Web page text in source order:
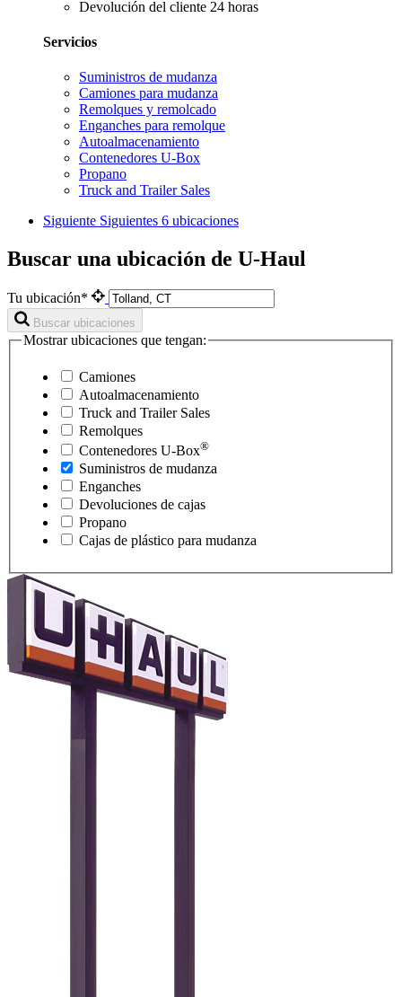
Devolución del cliente 24 horas
Servicios
Suministros de mudanza
Camiones para mudanza
Remolques y remolcado
Enganches para remolque
Autoalmacenamiento
Contenedores U-Box
Propano
Truck and Trailer Sales
Siguiente Siguientes 6 ubicaciones
Buscar una ubicación de U-Haul
Tu ubicación*
Buscar ubicaciones
Mostrar ubicaciones que tengan:
Camiones
Autoalmacenamiento
Truck and Trailer Sales
Remolques
Contenedores U-Box®
Suministros de mudanza
Enganches
Devoluciones de cajas
Propano
Cajas de plástico para mudanza